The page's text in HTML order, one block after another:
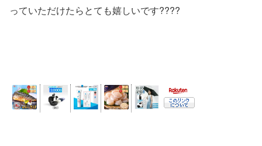
っていただけたらとても嬉しいです????